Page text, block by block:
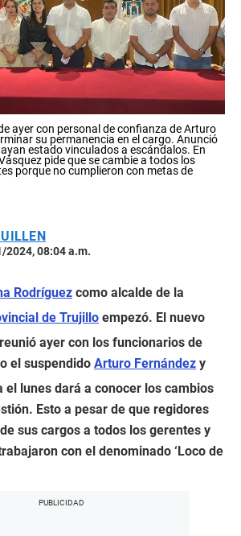
ayer con personal de confianza de Arturo
su permanencia en el cargo. Anunció
estado vinculados a escándalos. En
pide que se cambie a todos los
porque no cumplieron con metas de
08:04 a.m.
Rodríguez como alcalde de la
de Trujillo empezó. El nuevo
ayer con los funcionarios de
el suspendido Arturo Fernández y
el lunes dará a conocer los cambios
Esto a pesar de que regidores
sus cargos a todos los gerentes y
con el denominado ‘Loco de